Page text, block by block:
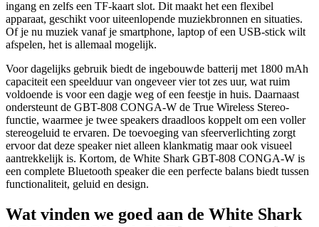
ingang en zelfs een TF-kaart slot. Dit maakt het een flexibel
apparaat, geschikt voor uiteenlopende muziekbronnen en situaties.
Of je nu muziek vanaf je smartphone, laptop of een USB-stick wilt
afspelen, het is allemaal mogelijk.
Voor dagelijks gebruik biedt de ingebouwde batterij met 1800 mAh
capaciteit een speelduur van ongeveer vier tot zes uur, wat ruim
voldoende is voor een dagje weg of een feestje in huis. Daarnaast
ondersteunt de GBT-808 CONGA-W de True Wireless Stereo-
functie, waarmee je twee speakers draadloos koppelt om een voller
stereogeluid te ervaren. De toevoeging van sfeerverlichting zorgt
ervoor dat deze speaker niet alleen klankmatig maar ook visueel
aantrekkelijk is. Kortom, de White Shark GBT-808 CONGA-W is
een complete Bluetooth speaker die een perfecte balans biedt tussen
functionaliteit, geluid en design.
Wat vinden we goed aan de White Shark